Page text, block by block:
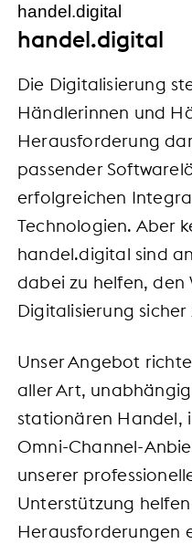
handel.digital
handel.digital
Die Digitalisierung
Händlerinnen und
Herausforderung
passender
erfolgreichen
Technologien. Aber
handel.digital sind
dabei zu helfen, den
Digitalisierung sicher
Unser Angebot
aller Art,
stationären Handel,
Omni-Channel-
unserer
Unterstützung
Herausforderungen